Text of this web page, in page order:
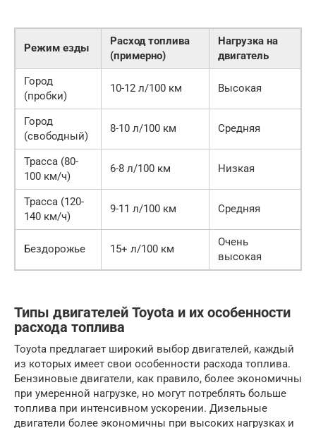
Режим езды
Расход топлива
(примерно)
Нагрузка на
двигатель
Город
(пробки)
10-12 л/100 км Высокая
Город
(свободный)
8-10 л/100 км Средняя
Трасса (80-
100 км/ч)
6-8 л/100 км Низкая
Трасса (120-
140 км/ч)
9-11 л/100 км Средняя
Бездорожье 15+ л/100 км
Очень
высокая
Типы двигателей Toyota и их особенности
расхода топлива
Toyota предлагает широкий выбор двигателей, каждый
из которых имеет свои особенности расхода топлива.
Бензиновые двигатели, как правило, более экономичны
при умеренной нагрузке, но могут потреблять больше
топлива при интенсивном ускорении. Дизельные
двигатели более экономичны при высоких нагрузках и